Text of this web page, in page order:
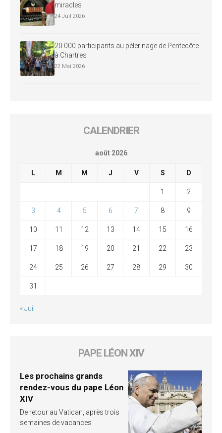
miracles
24 Juil 2026
20 000 participants au pèlerinage de Pentecôte
à Chartres
22 Mai 2026
CALENDRIER
août 2026
L M M J V S D
1 2
3 4 5 6 7 8 9
10 11 12 13 14 15 16
17 18 19 20 21 22 23
24 25 26 27 28 29 30
31
« Juil
PAPE LÉON XIV
Les prochains grands
rendez-vous du pape Léon
XIV
De retour au Vatican, après trois
semaines de vacances